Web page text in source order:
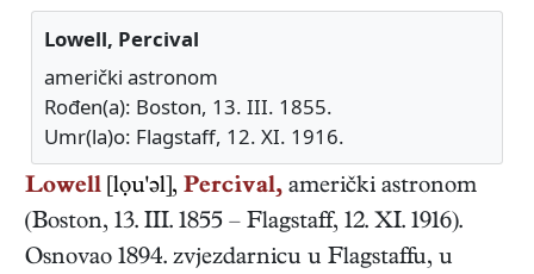
Lowell, Percival
američki astronom
Rođen(a): Boston, 13. III. 1855.
Umr(la)o: Flagstaff, 12. XI. 1916.
Lowell [lọu'əl], Percival, američki astronom
(Boston, 13. III. 1855 – Flagstaff, 12. XI. 1916).
Osnovao 1894. zvjezdarnicu u Flagstaffu, u